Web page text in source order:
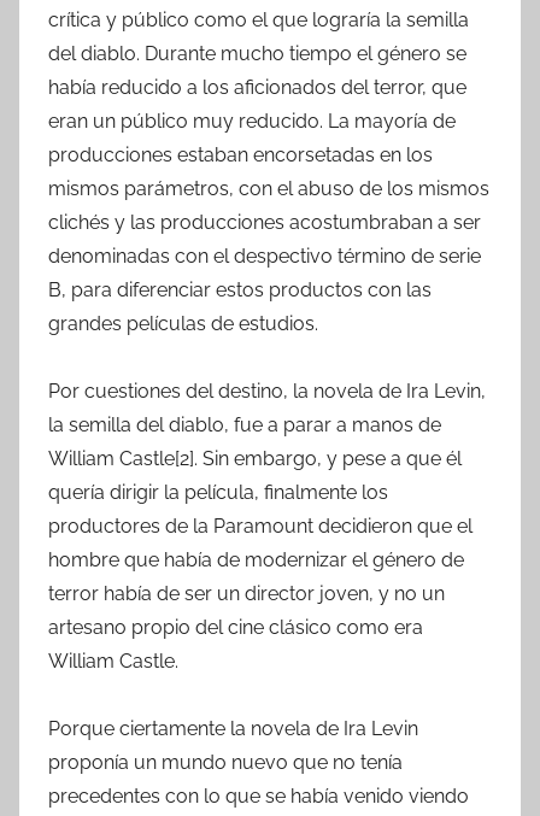
crítica y público como el que lograría la semilla
del diablo. Durante mucho tiempo el género se
había reducido a los aficionados del terror, que
eran un público muy reducido. La mayoría de
producciones estaban encorsetadas en los
mismos parámetros, con el abuso de los mismos
clichés y las producciones acostumbraban a ser
denominadas con el despectivo término de serie
B, para diferenciar estos productos con las
grandes películas de estudios.
Por cuestiones del destino, la novela de Ira Levin,
la semilla del diablo, fue a parar a manos de
William Castle[2]. Sin embargo, y pese a que él
quería dirigir la película, finalmente los
productores de la Paramount decidieron que el
hombre que había de modernizar el género de
terror había de ser un director joven, y no un
artesano propio del cine clásico como era
William Castle.
Porque ciertamente la novela de Ira Levin
proponía un mundo nuevo que no tenía
precedentes con lo que se había venido viendo